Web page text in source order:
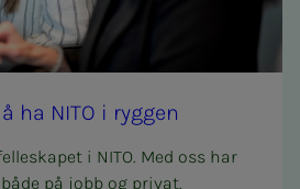
ha NITO i ryg­­­gen
i NITO. Med oss har
på jobb og privat.